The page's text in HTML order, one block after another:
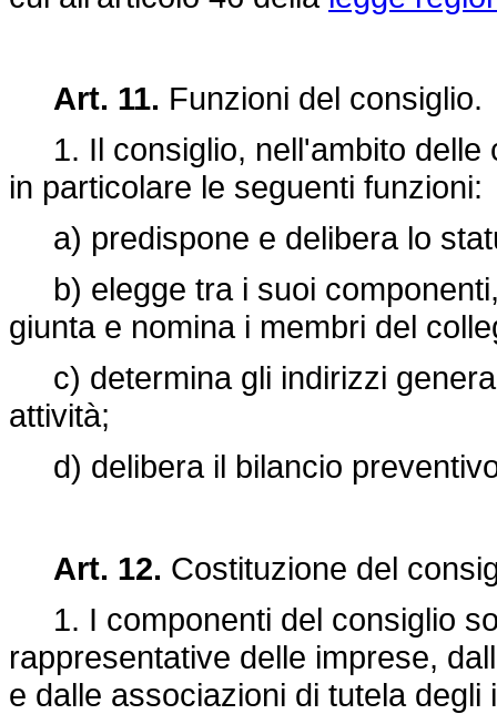
Art. 11. Funzioni del consiglio.
1. Il consiglio, nell'ambito delle
in particolare le seguenti funzioni:
a) predispone e delibera lo
b) elegge tra i suoi
giunta e nomina i membri del
c) determina gli indirizzi
attività;
d) delibera il bilancio
Art. 12. Costituzione del
1. I componenti del consiglio
rappresentative delle imprese,
e dalle associazioni di tutela